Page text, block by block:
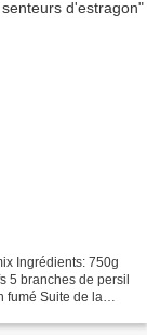
Ingrédients: 750g
5 branches de persil
fumé Suite de la